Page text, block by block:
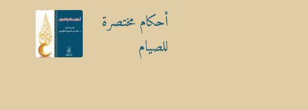
أحكام مختصرة
للصيام